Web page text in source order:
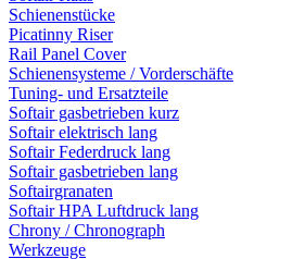
Schienenstücke
Picatinny Riser
Rail Panel Cover
Schienensysteme / Vorderschäfte
Tuning- und Ersatzteile
Softair gasbetrieben kurz
Softair elektrisch lang
Softair Federdruck lang
Softair gasbetrieben lang
Softairgranaten
Softair HPA Luftdruck lang
Chrony / Chronograph
Werkzeuge